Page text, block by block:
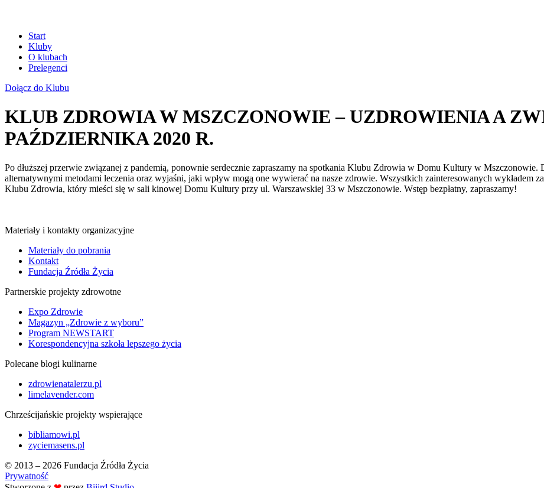
Start
Kluby
O klubach
Prelegenci
Dołącz do Klubu
KLUB ZDROWIA W MSZCZONOWIE – UZDROWIENIA A
PAŹDZIERNIKA 2020 R.
Po dłuższej przerwie związanej z pandemią, ponownie serdecznie zapraszamy na spotkania Klubu Zdrowia w Domu Kultury w Mszczonowie.
alternatywnymi metodami leczenia oraz wyjaśni, jaki wpływ mogą one wywierać na nasze zdrowie. Wszystkich zainteresowanych wykładem
Klubu Zdrowia, który mieści się w sali kinowej Domu Kultury przy ul. Warszawskiej 33 w Mszczonowie. Wstęp bezpłatny, zapraszamy!
Materiały i kontakty organizacyjne
Materiały do pobrania
Kontakt
Fundacja Źródła Życia
Partnerskie projekty zdrowotne
Expo Zdrowie
Magazyn „Zdrowie z wyboru”
Program NEWSTART
Korespondencyjna szkoła lepszego życia
Polecane blogi kulinarne
zdrowienatalerzu.pl
limelavender.com
Chrześcijańskie projekty wspierające
bibliamowi.pl
zyciemasens.pl
© 2013 – 2026 Fundacja Źródła Życia
Prywatność